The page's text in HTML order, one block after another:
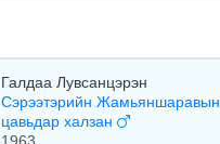
Галдаа Лувсанцэрэн
Сэрээтэрийн Жамьяншаравын
цавьдар халзан